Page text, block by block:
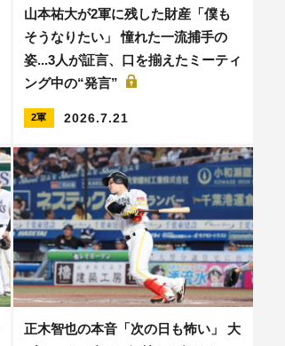
山本祐大が2軍に残した財産「僕も
そうなりたい」 憧れた一流捕手の
姿...3人が証言、口を揃えたミーティ
ング中の“発言”
2軍 2026.7.21
正木智也の本音「次の日も怖い」 大